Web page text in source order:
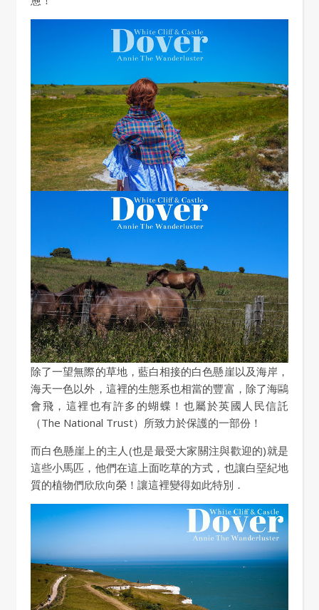
除了一望無際的草地，藍白相接的白色懸崖以及海岸，
海天一色以外，這裡的生態系也相當的豐富，除了海鷗
會飛，這裡也有許多的蝴蝶！也屬於英國人民信託
（The National Trust）所致力於保護的一部份！
而白色懸崖上的主人(也是最受大家關注與歡迎的)就是
這些小馬匹，他們在這上面吃草的方式，也讓白堊紀地
質的植物們欣欣向榮！讓這裡變得如此特別．